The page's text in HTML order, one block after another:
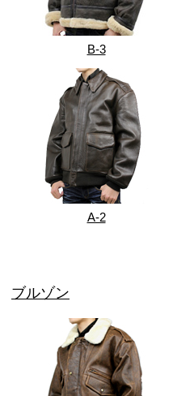
B-3
A-2
ブルゾン